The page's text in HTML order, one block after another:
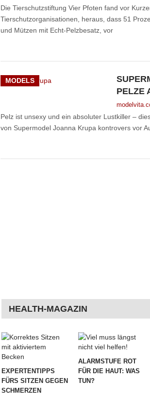
Die Tierschutzstiftung Vier Pfoten fand vor
Tierschutzorganisationen, heraus, dass 51
und Mützen mit Echt-Pelzbesatz, vor
MODELS
PELZE
Pelz ist unsexy und ein absoluter Lustkiller –
von Supermodel Joanna Krupa kontrovers vor
HEALTH-MAGAZIN
EXPERTENTIPPS
FÜRS SITZEN GEGEN
SCHMERZEN
ALARMSTUFE ROT
FÜR DIE HAUT: WAS
TUN?